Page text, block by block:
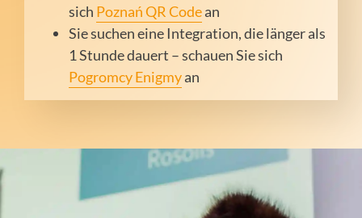
sich Poznań QR Codean
Sie suchen eine Integration, die länger als
1 Stunde dauert – schauen Sie sich
Pogromcy Enigmyan